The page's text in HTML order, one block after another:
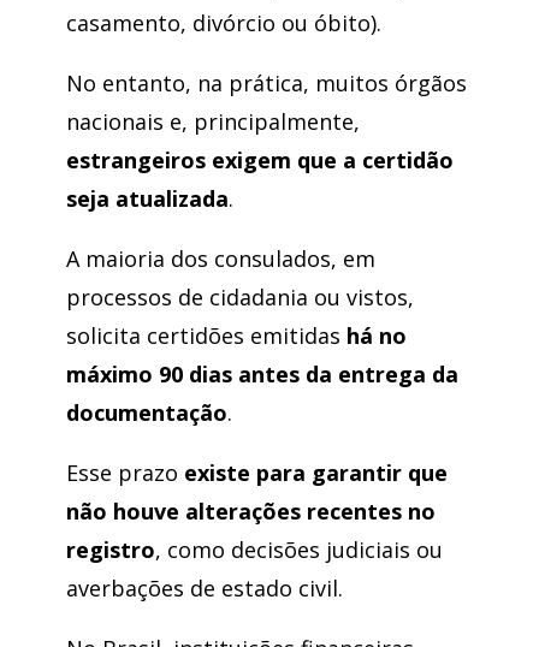
casamento, divórcio ou óbito).
No entanto, na prática, muitos órgãos
nacionais e, principalmente,
estrangeiros exigem que a certidão
seja atualizada.
A maioria dos consulados, em
processos de cidadania ou vistos,
solicita certidões emitidas há no
máximo 90 dias antes da entrega da
documentação.
Esse prazo existe para garantir que
não houve alterações recentes no
registro, como decisões judiciais ou
averbações de estado civil.